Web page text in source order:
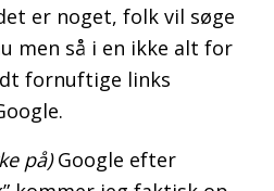
er noget, folk vil søge
men så i en ikke alt for
fornuftige links
på)Google efter